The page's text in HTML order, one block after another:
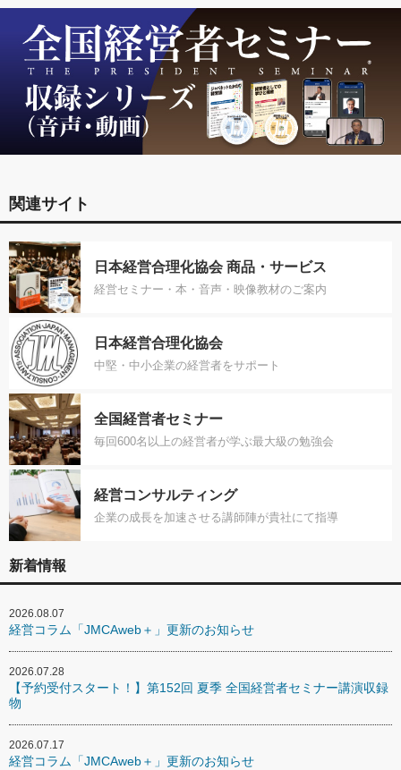
関連サイト
日本経営合理化協会 商品・サービス
経営セミナー・本・音声・映像教材のご案内
日本経営合理化協会
中堅・中小企業の経営者をサポート
全国経営者セミナー
毎回600名以上の経営者が学ぶ最大級の勉強会
経営コンサルティング
企業の成長を加速させる講師陣が貴社にて指導
新着情報
2026.08.07
経営コラム「JMCAweb＋」更新のお知らせ
2026.07.28
【予約受付スタート！】第152回 夏季 全国経営者セミナー講演収録
物
2026.07.17
経営コラム「JMCAweb＋」更新のお知らせ